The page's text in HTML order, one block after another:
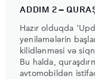
ADDIM 2 –
Hazır olduqda
yeniləmələrin
kilidlənməsi və
Bu halda,
avtomobildən